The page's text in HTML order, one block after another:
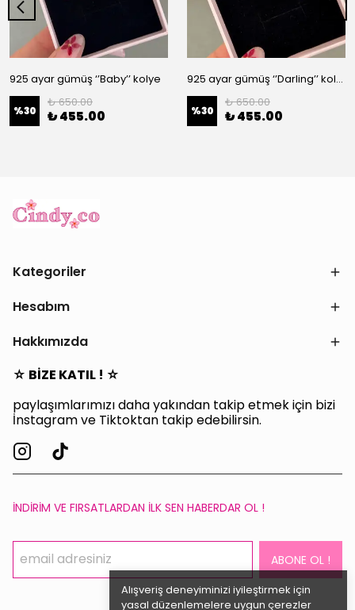
Alışveriş deneyiminizi iyileştirmek için
yasal düzenlemelere uygun çerezler
925 ayar gümüş ‘’Baby’’ kolye
%30
₺ 650.00
₺ 455.00
925 ayar gümüş ‘’Darling’’ kolye
%30
₺ 650.00
₺ 455.00
Kategoriler
Hesabım
Hakkımızda
☆ BİZE KATIL ! ☆
paylaşımlarımızı daha yakından takip etmek için bizi
İnstagram ve Tiktoktan takip edebilirsin.
İNDİRİM VE FIRSATLARDAN İLK SEN HABERDAR OL !
ABONE OL !